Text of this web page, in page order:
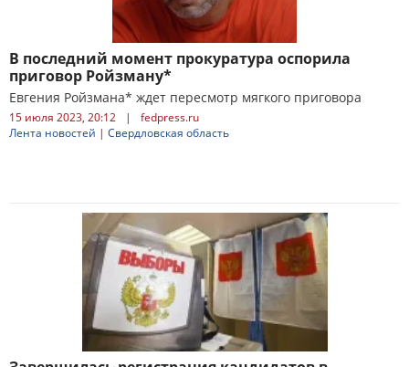
В последний момент прокуратура оспорила
приговор Ройзману*
Евгения Ройзмана* ждет пересмотр мягкого приговора
15 июля 2023, 20:12 |
fedpress.ru
Лента новостей | Свердловская область